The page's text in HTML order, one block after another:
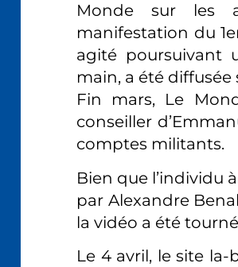
Monde sur les
manifestation du
agité poursuivant
main, a été diffusée
Fin mars, Le
conseiller
comptes militants.
Bien que l’individu
par Alexandre
la vidéo a été
Le 4 avril, le site